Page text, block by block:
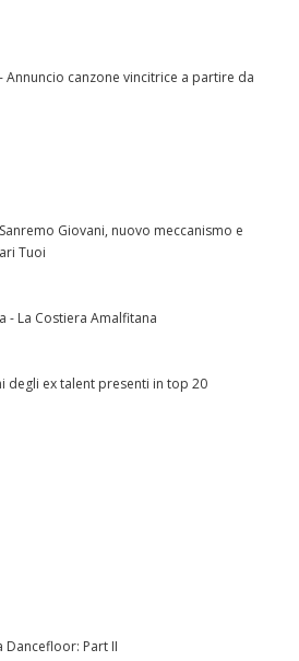
Annuncio canzone vincitrice a partire da
Giovani, nuovo meccanismo e
Tuoi
- La Costiera Amalfitana
degli ex talent presenti in top 20
Dancefloor: Part II